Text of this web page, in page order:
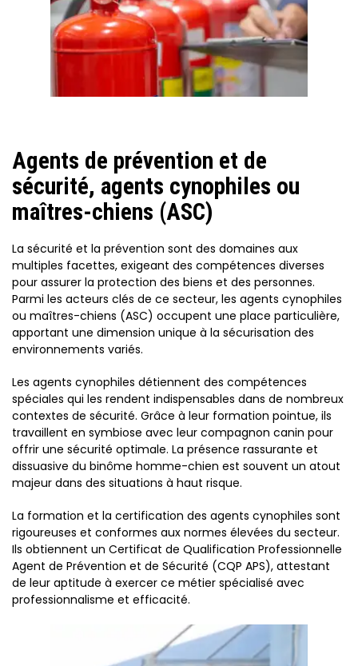
Agents de prévention et de
sécurité, agents cynophiles ou
maîtres-chiens (ASC)
La sécurité et la prévention sont des domaines aux
multiples facettes, exigeant des compétences diverses
pour assurer la protection des biens et des personnes.
Parmi les acteurs clés de ce secteur, les agents cynophiles
ou maîtres-chiens (ASC) occupent une place particulière,
apportant une dimension unique à la sécurisation des
environnements variés.
Les agents cynophiles détiennent des compétences
spéciales qui les rendent indispensables dans de nombreux
contextes de sécurité. Grâce à leur formation pointue, ils
travaillent en symbiose avec leur compagnon canin pour
offrir une sécurité optimale. La présence rassurante et
dissuasive du binôme homme-chien est souvent un atout
majeur dans des situations à haut risque.
La formation et la certification des agents cynophiles sont
rigoureuses et conformes aux normes élevées du secteur.
Ils obtiennent un Certificat de Qualification Professionnelle
Agent de Prévention et de Sécurité (CQP APS), attestant
de leur aptitude à exercer ce métier spécialisé avec
professionnalisme et efficacité.